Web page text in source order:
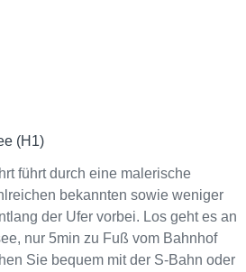
(H1)
führt durch eine malerische
bekannten sowie weniger
der Ufer vorbei. Los geht es an
nur 5min zu Fuß vom Bahnhof
Sie bequem mit der S-Bahn oder